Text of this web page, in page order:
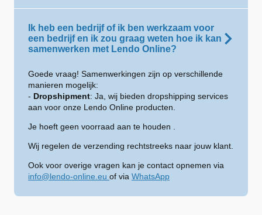
Ik heb een bedrijf of ik ben werkzaam voor
een bedrijf en ik zou graag weten hoe ik kan
samenwerken met Lendo Online?
Goede vraag! Samenwerkingen zijn op verschillende
manieren mogelijk:
- Dropshipment: Ja, wij bieden dropshipping services
aan voor onze Lendo Online producten.
Je hoeft geen voorraad aan te houden .
Wij regelen de verzending rechtstreeks naar jouw klant.
Ook voor overige vragen kan je contact opnemen via
info@lendo-online.eu of via WhatsApp